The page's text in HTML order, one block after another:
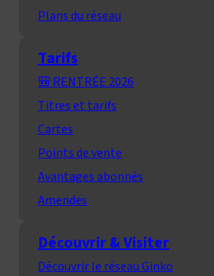
Plans du réseau
Tarifs
🎒 RENTRÉE 2026
Titres et tarifs
Cartes
Points de vente
Avantages abonnés
Amendes
Découvrir & Visiter
Découvrir le réseau Ginko